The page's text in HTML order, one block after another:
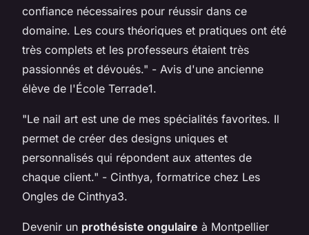
confiance nécessaires pour réussir dans ce
domaine. Les cours théoriques et pratiques ont été
très complets et les professeurs étaient très
passionnés et dévoués." - Avis d'une ancienne
élève de l'École Terrade1.
"Le nail art est une de mes spécialités favorites. Il
permet de créer des designs uniques et
personnalisés qui répondent aux attentes de
chaque client." - Cinthya, formatrice chez Les
Ongles de Cinthya3.
Devenir un prothésiste ongulaire à Montpellier